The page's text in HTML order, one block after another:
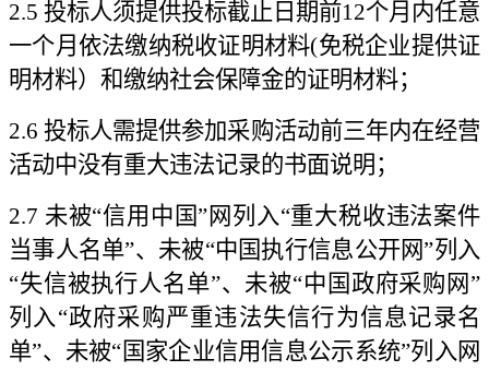
2.5 投标人须提供投标截止日期前12个月内任意
一个月依法缴纳税收证明材料(免税企业提供证
明材料）和缴纳社会保障金的证明材料；
2.6 投标人需提供参加采购活动前三年内在经营
活动中没有重大违法记录的书面说明；
2.7 未被“信用中国”网列入“重大税收违法案件
当事人名单”、未被“中国执行信息公开网”列入
“失信被执行人名单”、未被“中国政府采购网”
列入“政府采购严重违法失信行为信息记录名
单”、未被“国家企业信用信息公示系统”列入网